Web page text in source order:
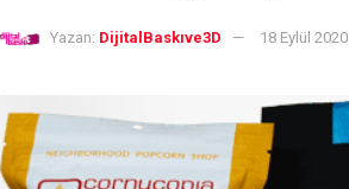
Yazan: DijitalBaskıve3D 18 Eylül 2020